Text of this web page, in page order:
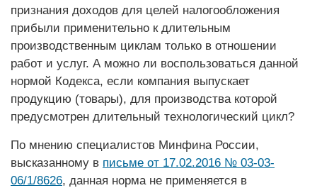
признания доходов для целей налогообложения
прибыли применительно к длительным
производственным циклам только в отношении
работ и услуг. А можно ли воспользоваться данной
нормой Кодекса, если компания выпускает
продукцию (товары), для производства которой
предусмотрен длительный технологический цикл?
По мнению специалистов Минфина России,
высказанному в письме от 17.02.2016 № 03-03-
06/1/8626, данная норма не применяется в